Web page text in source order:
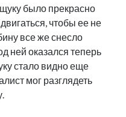
было прекрасно
чтобы ее не
все же снесло
ней оказался теперь
стало видно еще
мог разглядеть